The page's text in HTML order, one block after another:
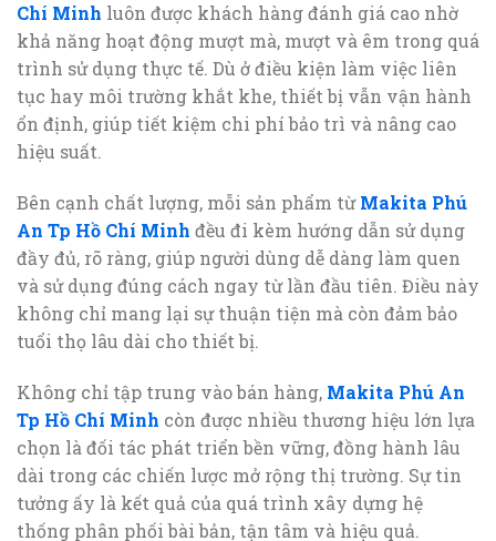
Chí Minh luôn được khách hàng đánh giá cao nhờ
khả năng hoạt động mượt mà, mượt và êm trong quá
trình sử dụng thực tế. Dù ở điều kiện làm việc liên
tục hay môi trường khắt khe, thiết bị vẫn vận hành
ổn định, giúp tiết kiệm chi phí bảo trì và nâng cao
hiệu suất.
Bên cạnh chất lượng, mỗi sản phẩm từMakita Phú
An Tp Hồ Chí Minh đều đi kèm hướng dẫn sử dụng
đầy đủ, rõ ràng, giúp người dùng dễ dàng làm quen
và sử dụng đúng cách ngay từ lần đầu tiên. Điều này
không chỉ mang lại sự thuận tiện mà còn đảm bảo
tuổi thọ lâu dài cho thiết bị.
Không chỉ tập trung vào bán hàng, Makita Phú An
Tp Hồ Chí Minh còn được nhiều thương hiệu lớn lựa
chọn là đối tác phát triển bền vững, đồng hành lâu
dài trong các chiến lược mở rộng thị trường. Sự tin
tưởng ấy là kết quả của quá trình xây dựng hệ
thống phân phối bài bản, tận tâm và hiệu quả.